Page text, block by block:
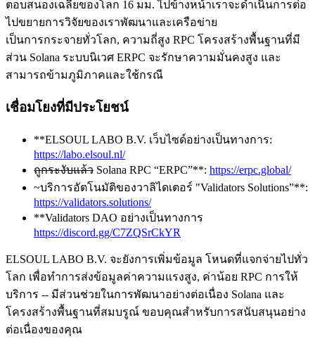
ตอบสนองเฉลี่ยของโลก 16 มม. ไปข้างหน้าเราจะดําเนินการต่อ
ไปขยายการวิจัยของเราพัฒนาและเครือข่าย
เป็นการกระจายทั่วโลก, ความถี่สูง RPC โครงสร้างพื้นฐานที่มี
ส่วน Solana ระบบนิเวศ ERPC จะรักษาความมั่นคงสูง และ
สามารถข้ามภูมิภาคและใช้กรณี
เชื่อมโยงที่มีประโยชน์
**ELSOUL LABO B.V. เว็บไซด์อย่างเป็นทางการ:
https://labo.elsoul.nl/
ถูกระงับแล้ว Solana RPC “ERPC”**: https://erpc.global/
~บริการอัตโนมัติของวาลิไดเตอร์ "Validators Solutions”**:
https://validators.solutions/
**Validators DAO อย่างเป็นทางการ
https://discord.gg/C7ZQSrCkYR
ELSOUL LABO B.V. จะยังการเพิ่มข้อมูล โหนดที่แจกจ่ายไปทั่ว
โลก เพื่อทําการส่งข้อมูลค่าความแรงสูง, ค่าน้อย RPC การให้
บริการ -- มีส่วนช่วยในการพัฒนาอย่างต่อเนื่อง Solana และ
โครงสร้างพื้นฐานที่สมบรูณ์ ขอบคุณสําหรับการสนับสนุนอย่าง
ต่อเนื่องของคุณ